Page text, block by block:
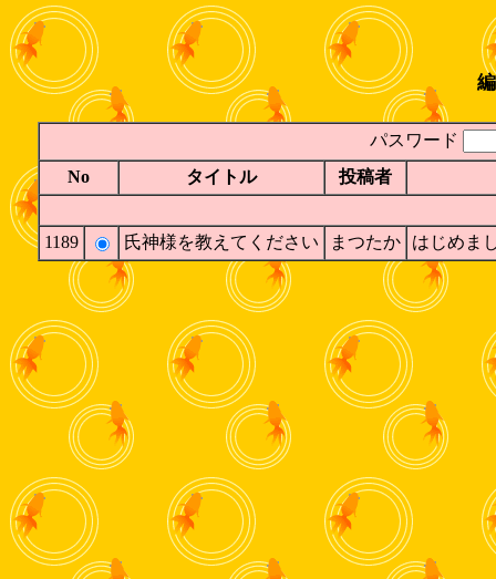
パスワード
No
タイトル 投稿者
1189 氏神様を教えてください まつたか はじめま